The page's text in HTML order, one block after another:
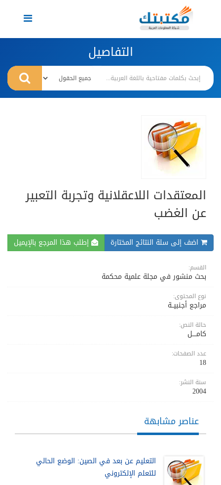
Toggle
navigation
التفاصيل
المعتقدات اللاعقلانية وتجربة التعبير
عن الغضب
اضف إلى سلة النتائج المختارة إطلب هذا المرجع بالإيميل
القسم:
بحث منشور في مجلة علمية محكمة
نوع المحتوى:
مراجع أجنبيــة
حالة النص:
كامــــل
عدد الصفحات:
18
سنة النشر:
2004
عناصر مشابهة
التعليم عن بعد في الصين: الوضع الحالي
للتعلم الإلكتروني